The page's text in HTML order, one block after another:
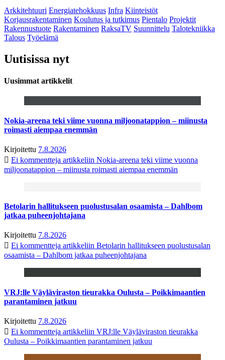
Arkkitehtuuri Energiatehokkuus Infra Kiinteistöt
Korjausrakentaminen Koulutus ja tutkimus Pientalo Projektit
Rakennustuote Rakentaminen RaksaTV Suunnittelu Talotekniikka
Talous Työelämä
Uutisissa nyt
Uusimmat artikkelit
Nokia-areena teki viime vuonna miljoonatappion – miinusta
roimasti aiempaa enemmän
Kirjoitettu 7.8.2026
Ei kommentteja artikkeliin Nokia-areena teki viime vuonna
miljoonatappion – miinusta roimasti aiempaa enemmän
Betolarin hallitukseen puolustusalan osaamista – Dahlbom
jatkaa puheenjohtajana
Kirjoitettu 7.8.2026
Ei kommentteja artikkeliin Betolarin hallitukseen puolustusalan
osaamista – Dahlbom jatkaa puheenjohtajana
VRJ:lle Väyläviraston tieurakka Oulusta – Poikkimaantien
parantaminen jatkuu
Kirjoitettu 7.8.2026
Ei kommentteja artikkeliin VRJ:lle Väyläviraston tieurakka
Oulusta – Poikkimaantien parantaminen jatkuu